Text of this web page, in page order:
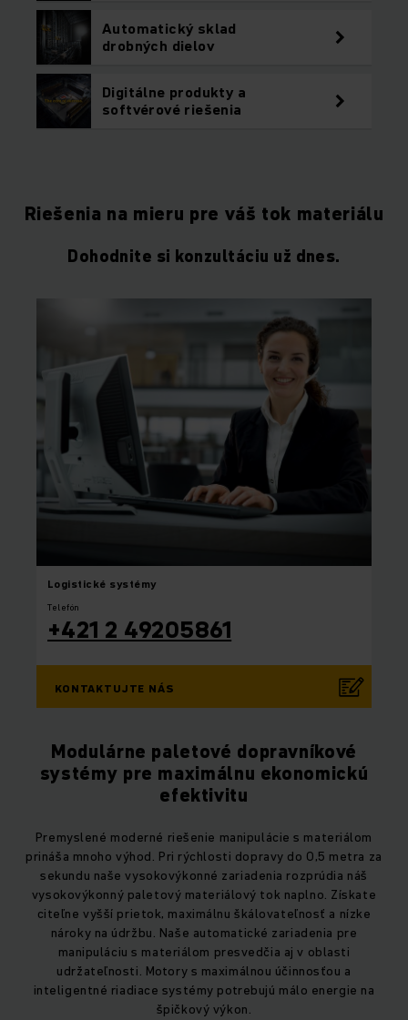
Automatický sklad
drobných dielov
Digitálne produkty a
softvérové riešenia
Riešenia na mieru pre váš tok materiálu
Dohodnite si konzultáciu už dnes.
Logistické systémy
Telefón
+421 2 49205861
KONTAKTUJTE NÁS
Modulárne paletové dopravníkové
systémy pre maximálnu ekonomickú
efektivitu
Premyslené moderné riešenie manipulácie s materiálom
prináša mnoho výhod. Pri rýchlosti dopravy do 0,5 metra za
sekundu naše vysokovýkonné zariadenia rozprúdia náš
vysokovýkonný paletový materiálový tok naplno. Získate
citeľne vyšší prietok, maximálnu škálovateľnosť a nízke
nároky na údržbu. Naše automatické zariadenia pre
manipuláciu s materiálom presvedčia aj v oblasti
udržateľnosti. Motory s maximálnou účinnosťou a
inteligentné riadiace systémy potrebujú málo energie na
špičkový výkon.